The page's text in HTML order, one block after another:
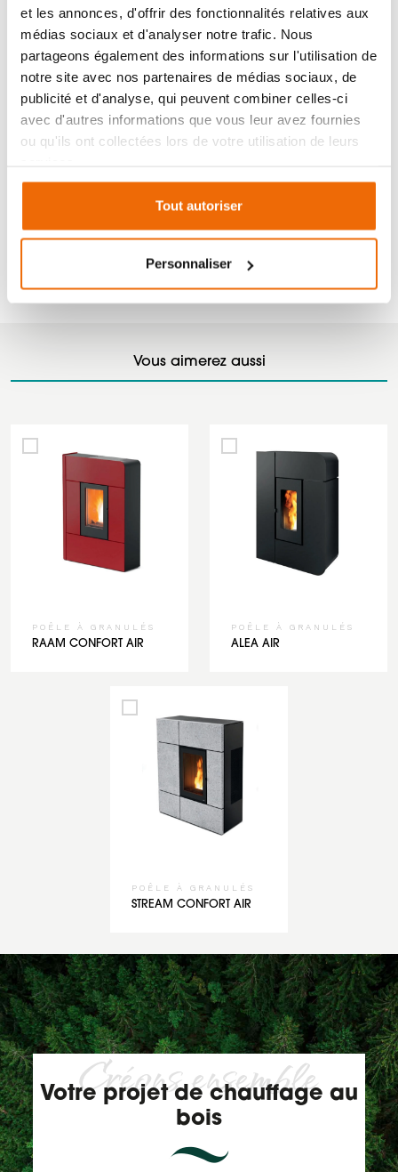
et les annonces, d'offrir des fonctionnalités relatives aux
médias sociaux et d'analyser notre trafic. Nous
partageons également des informations sur l'utilisation de
notre site avec nos partenaires de médias sociaux, de
publicité et d'analyse, qui peuvent combiner celles-ci
avec d'autres informations que vous leur avez fournies
ou qu'ils ont collectées lors de votre utilisation de leurs
Tout autoriser
Personnaliser
avec une utilisation très ergonomique et pensée pour
tous. Vous pouvez gérer votre poêle à distance grâce à
une application à télécharger sur votre smartphone
ou tablette. Véritable bijou de technologie, le système
Maestro améliore significativement le rendement du
poêle afin que vous fassiez toujours plus d’économies.
une télécommande palmaire est disponible (en option)
avec l’application déjà installée. Un panneau de
commande digital est également prévu comme
droite ou à gauche du poêle.
Vous aimerez aussi
POÊLE À GRANULÉS
RAAM CONFORT AIR
POÊLE À GRANULÉS
ALEA AIR
POÊLE À GRANULÉS
STREAM CONFORT AIR
Créons ensemble
Votre projet de chauffage au
bois